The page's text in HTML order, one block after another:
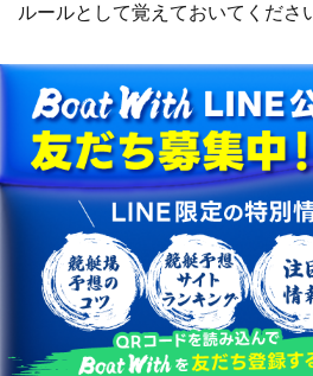
ルールとして覚えておいてくださ